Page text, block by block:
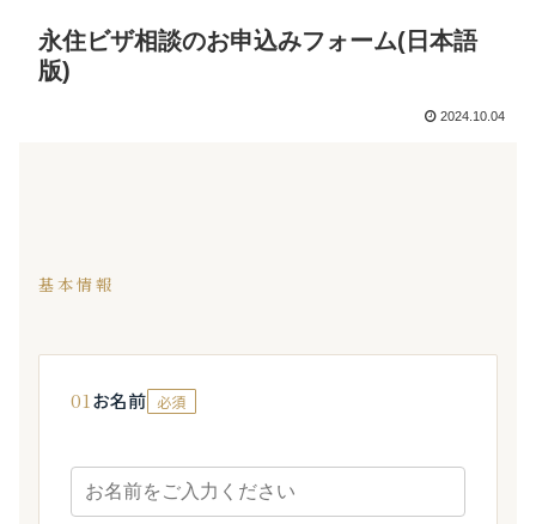
永住ビザ相談のお申込みフォーム(日本語
版)
2024.10.04
基本情報
01 お名前 必須